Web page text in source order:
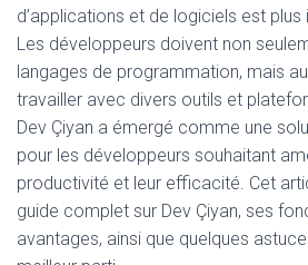
d’applications et de logiciels est
Les développeurs doivent non
langages de programmation, mais
travailler avec divers outils et
Dev Çiyan a émergé comme une
pour les développeurs souhaitant
productivité et leur efficacité. Cet
guide complet sur Dev Çiyan, ses
avantages, ainsi que quelques